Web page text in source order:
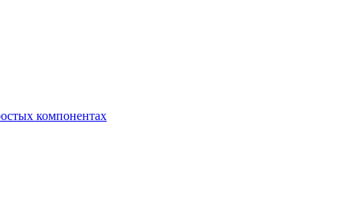
компонентах